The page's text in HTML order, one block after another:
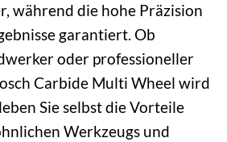
während die hohe Präzision
garantiert. Ob
oder professioneller
Carbide Multi Wheel wird
Sie selbst die Vorteile
Werkzeugs und